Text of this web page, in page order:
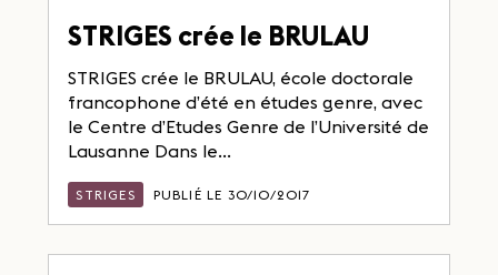
STRIGES crée le BRULAU
STRIGES crée le BRULAU, école doctorale
francophone d’été en études genre, avec
le Centre d’Etudes Genre de l’Université de
Lausanne Dans le...
STRIGES PUBLIÉ LE 30/10/2017